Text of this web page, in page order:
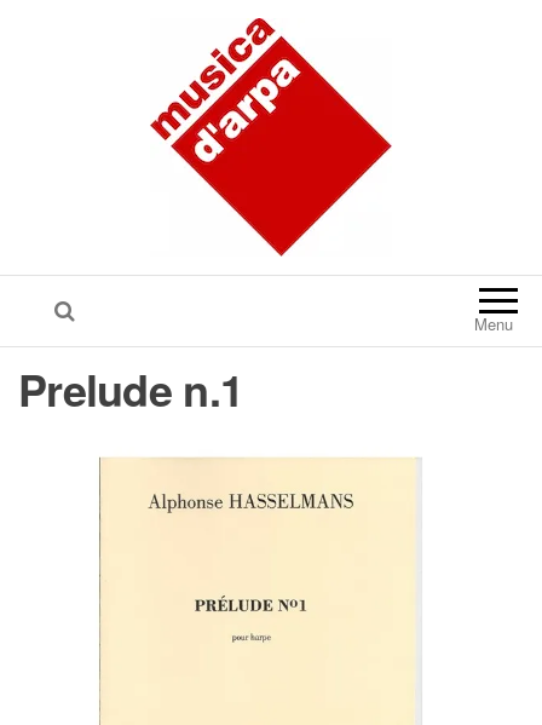
Menu
Prelude n.1